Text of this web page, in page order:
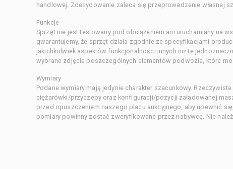
handlowej. Zdecydowanie zaleca się przeprowadzenie własnej
Funkcje
Sprzęt nie jest testowany pod obciążeniem ani uruchamiany na
gwarantujemy, że sprzęt działa zgodnie ze specyfikacjami
jakichkolwiek aspektów funkcjonalności innych niż te
wybrane zdjęcia poszczególnych elementów podwozia, które
Wymiary
Podane wymiary mają jedynie charakter szacunkowy.
ciężarówki/przyczepy oraz konfiguracji/pozycji załadowanej
przed opuszczeniem naszego placu aukcyjnego, aby upewnić
pomiary powinny zostać zweryfikowane przez nabywcę. Nie